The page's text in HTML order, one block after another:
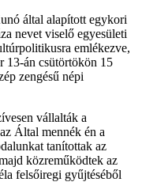
által alapított egykori
nevet viselő egyesületi
emlékezve,
13-án csütörtökön 15
zengésű népi
vállalták a
Által mennék én a
tanítottak az
közreműködtek az
felsőiregi gyűjtéséből